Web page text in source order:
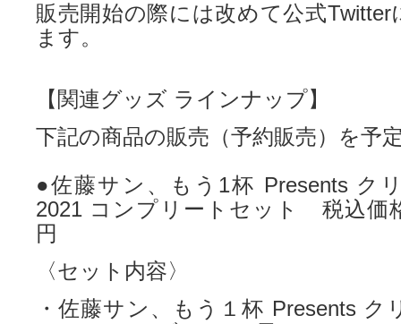
販売開始の際には改めて公式
ます。
【関連グッズ ラインナップ】
下記の商品の販売（予約販売）を予
●佐藤サン、もう1杯 Presents ク
2021 コンプリートセット 税込価
円
〈セット内容〉
・佐藤サン、もう１杯 Presents